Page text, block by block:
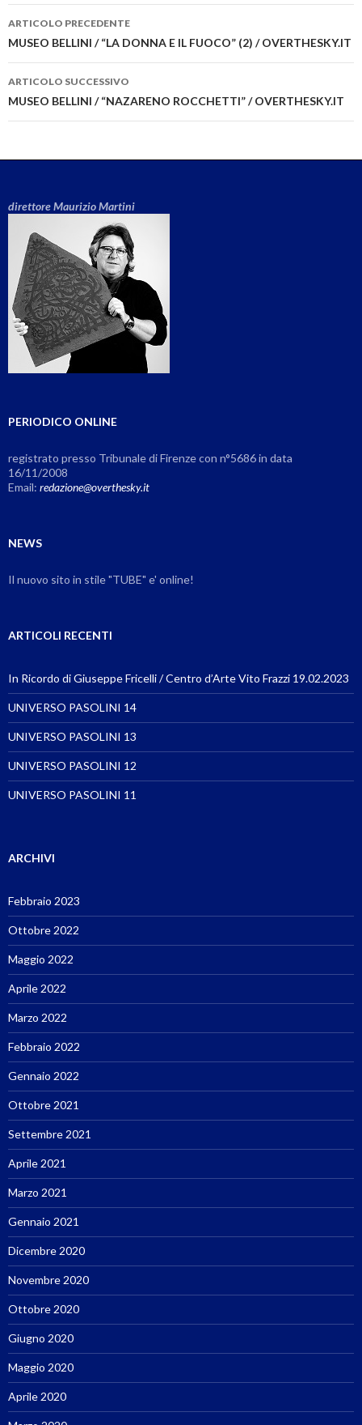
Navigazione articolo
ARTICOLO PRECEDENTE
MUSEO BELLINI / “LA DONNA E IL FUOCO” (2) / OVERTHESKY.IT
ARTICOLO SUCCESSIVO
MUSEO BELLINI / “NAZARENO ROCCHETTI” / OVERTHESKY.IT
direttore Maurizio Martini
PERIODICO ONLINE
registrato presso Tribunale di Firenze con n°5686 in data
16/11/2008
Email: redazione@overthesky.it
NEWS
Il nuovo sito in stile "TUBE" e' online!
ARTICOLI RECENTI
In Ricordo di Giuseppe Fricelli / Centro d’Arte Vito Frazzi 19.02.2023
UNIVERSO PASOLINI 14
UNIVERSO PASOLINI 13
UNIVERSO PASOLINI 12
UNIVERSO PASOLINI 11
ARCHIVI
Febbraio 2023
Ottobre 2022
Maggio 2022
Aprile 2022
Marzo 2022
Febbraio 2022
Gennaio 2022
Ottobre 2021
Settembre 2021
Aprile 2021
Marzo 2021
Gennaio 2021
Dicembre 2020
Novembre 2020
Ottobre 2020
Giugno 2020
Maggio 2020
Aprile 2020